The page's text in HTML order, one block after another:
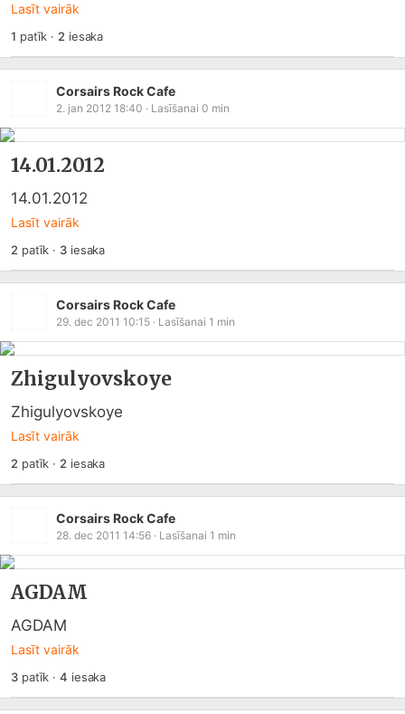
Lasīt vairāk
1 patīk · 2 iesaka
Corsairs Rock Cafe
2. jan 2012 18:40 · Lasīšanai 0 min
14.01.2012
14.01.2012
Lasīt vairāk
2 patīk · 3iesaka
Corsairs Rock Cafe
29. dec 2011 10:15 · Lasīšanai 1 min
Zhigulyovskoye
Zhigulyovskoye
Lasīt vairāk
2 patīk · 2 iesaka
Corsairs Rock Cafe
28. dec 2011 14:56 · Lasīšanai 1 min
AGDAM
AGDAM
Lasīt vairāk
3patīk ·4 iesaka